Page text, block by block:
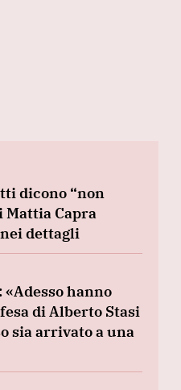
dicono “non
Mattia Capra
dettagli
«Adesso hanno
di Alberto Stasi
sia arrivato a una